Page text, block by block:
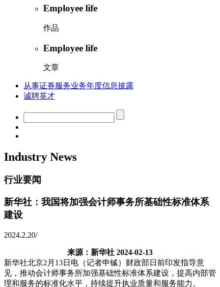
Employee life
作品
Employee life
文章
从事证券服务业务年度信息披露
诚聘英才
Industry News
行业要闻
新华社：我国将加强会计师事务所基础性标准体系
建设
2024.2.20/
来源：新华社 2024-02-13
新华社北京2月13日电（记者申铖）财政部日前印发指导意
见，推动会计师事务所加强基础性标准体系建设，提高内部管
理和服务的标准化水平，持续提升执业质量和服务能力。